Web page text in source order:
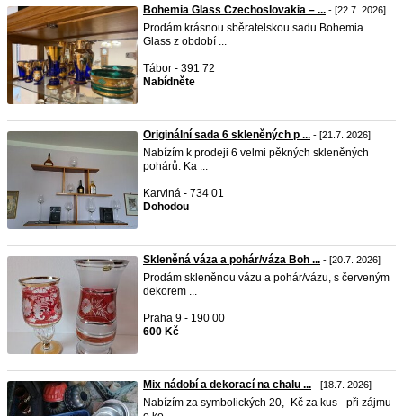
Bohemia Glass Czechoslovakia – ... - [22.7. 2026]
Prodám krásnou sběratelskou sadu Bohemia
Glass z období ...
Tábor - 391 72
Nabídněte
Originální sada 6 skleněných p ... - [21.7. 2026]
Nabízím k prodeji 6 velmi pěkných skleněných
pohárů. Ka ...
Karviná - 734 01
Dohodou
Skleněná váza a pohár/váza Boh ... - [20.7. 2026]
Prodám skleněnou vázu a pohár/vázu, s červeným
dekorem ...
Praha 9 - 190 00
600 Kč
Mix nádobí a dekorací na chalu ... - [18.7. 2026]
Nabízím za symbolických 20,- Kč za kus - při zájmu